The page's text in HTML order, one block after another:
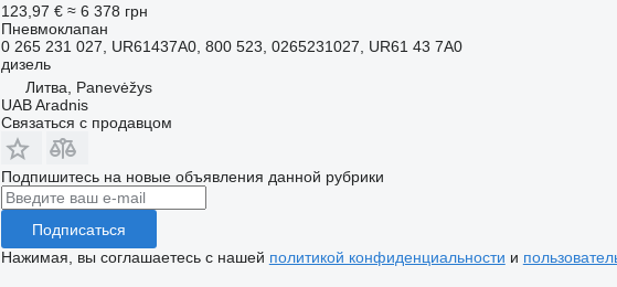
123,97 € ≈ 6 378 грн
Пневмоклапан
0 265 231 027, UR61437A0, 800 523, 0265231027, UR61 43 7A0
дизель
Литва, Panevėžys
UAB Aradnis
Связаться с продавцом
Подпишитесь на новые объявления данной рубрики
Подписаться
Нажимая, вы соглашаетесь с нашей политикой конфиденциальности и